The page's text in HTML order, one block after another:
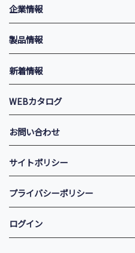
企業情報
製品情報
新着情報
WEBカタログ
お問い合わせ
サイトポリシー
プライバシーポリシー
ログイン